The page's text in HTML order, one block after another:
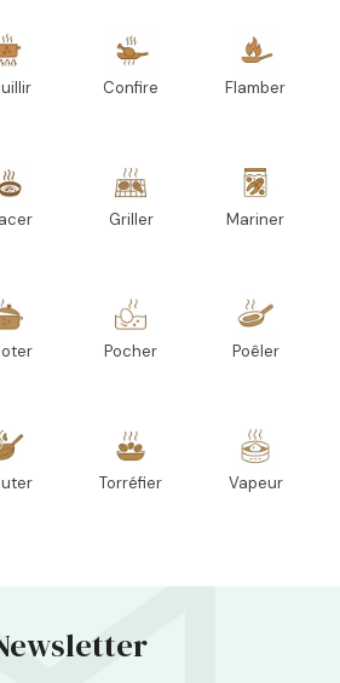
Confire Flamber
Griller Mariner
Pocher Poêler
Torréfier Vapeur